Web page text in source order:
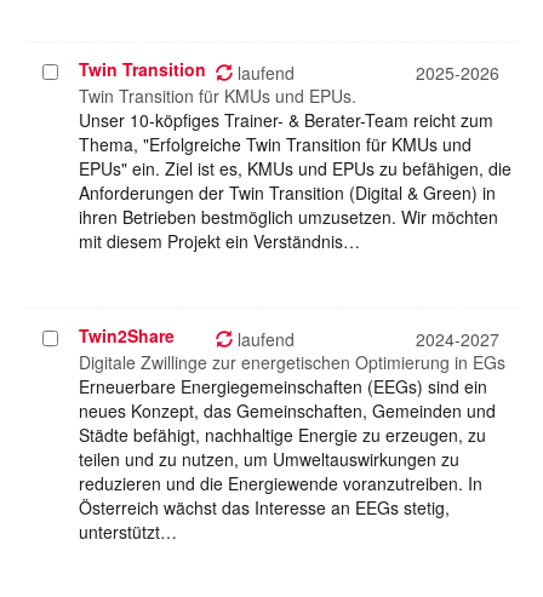
Projekt
auswählen
Twin Transition laufend
2025-2026
Twin Transition für KMUs und EPUs.
Unser 10-köpfiges Trainer- & Berater-Team reicht zum
Thema, "Erfolgreiche Twin Transition für KMUs und
EPUs" ein. Ziel ist es, KMUs und EPUs zu befähigen, die
Anforderungen der Twin Transition (Digital & Green) in
ihren Betrieben bestmöglich umzusetzen. Wir möchten
mit diesem Projekt ein Verständnis…
Projekt
auswählen
Twin2Share laufend
2024-2027
Digitale Zwillinge zur energetischen Optimierung in EGs
Erneuerbare Energiegemeinschaften (EEGs) sind ein
neues Konzept, das Gemeinschaften, Gemeinden und
Städte befähigt, nachhaltige Energie zu erzeugen, zu
teilen und zu nutzen, um Umweltauswirkungen zu
reduzieren und die Energiewende voranzutreiben. In
Österreich wächst das Interesse an EEGs stetig,
unterstützt…